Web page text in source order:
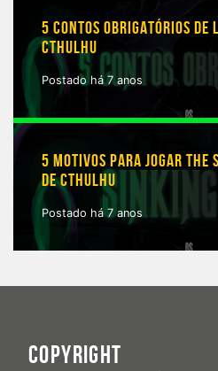
5 CONTOS OBRIGATÓRIOS
CTHULHU
Postado há 7 anos
5 MOTIVOS PARA JOGAR
DE CTHULHU
Postado há 7 anos
COPYRIGHT